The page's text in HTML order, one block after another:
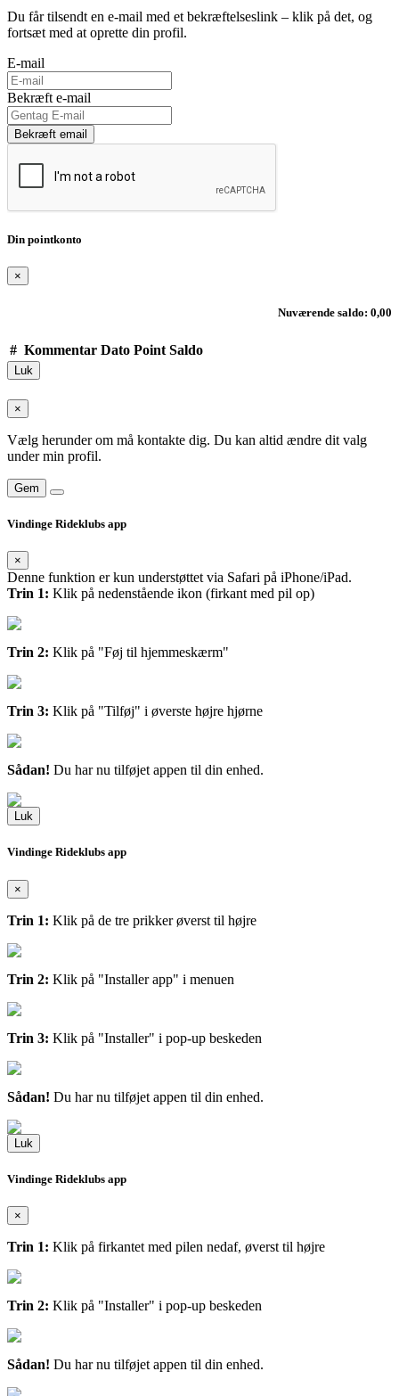
Du får tilsendt en e-mail med et bekræftelseslink – klik på det, og
fortsæt med at oprette din profil.
E-mail
Bekræft e-mail
Bekræft email
Din pointkonto
×
Nuværende saldo: 0,00
# Kommentar Dato Point Saldo
Luk
×
Vælg herunder om må kontakte dig. Du kan altid ændre dit valg
under min profil.
Gem
Vindinge Rideklubs app
×
Denne funktion er kun understøttet via Safari på iPhone/iPad.
Trin 1: Klik på nedenstående ikon (firkant med pil op)
Trin 2: Klik på "Føj til hjemmeskærm"
Trin 3: Klik på "Tilføj" i øverste højre hjørne
Sådan! Du har nu tilføjet appen til din enhed.
Luk
Vindinge Rideklubs app
×
Trin 1: Klik på de tre prikker øverst til højre
Trin 2: Klik på "Installer app" i menuen
Trin 3: Klik på "Installer" i pop-up beskeden
Sådan! Du har nu tilføjet appen til din enhed.
Luk
Vindinge Rideklubs app
×
Trin 1: Klik på firkantet med pilen nedaf, øverst til højre
Trin 2: Klik på "Installer" i pop-up beskeden
Sådan! Du har nu tilføjet appen til din enhed.